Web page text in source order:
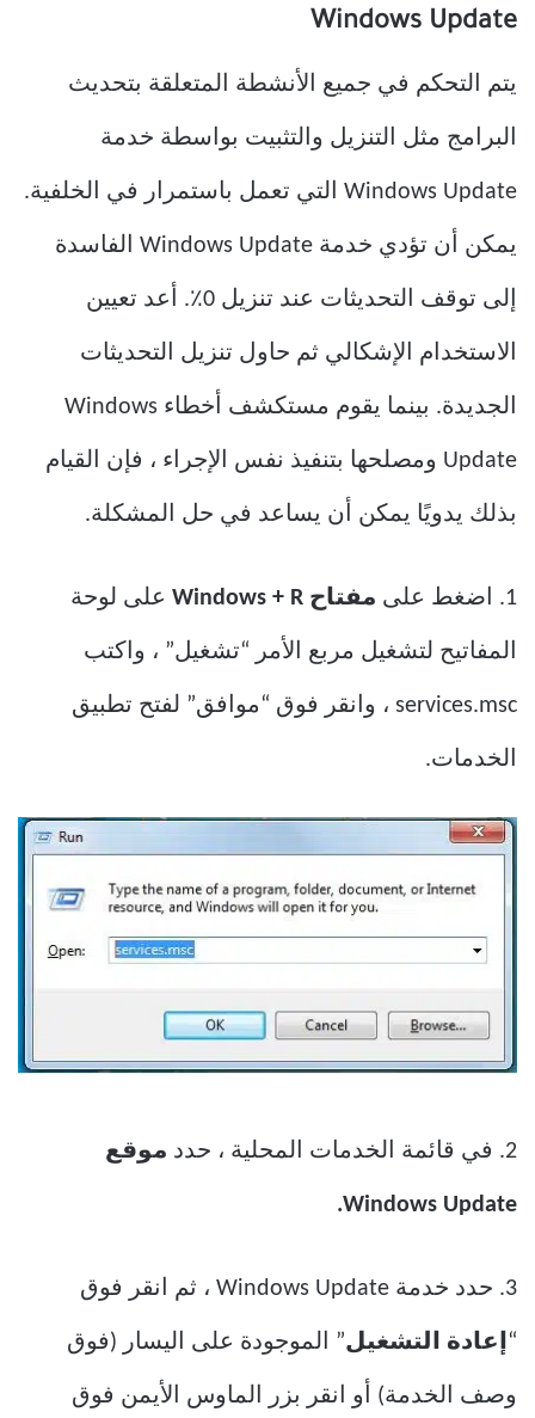
Windows Update
يتم التحكم في جميع الأنشطة المتعلقة بتحديث
البرامج مثل التنزيل والتثبيت بواسطة خدمة
Windows Update التي تعمل باستمرار في الخلفية.
يمكن أن تؤدي خدمة Windows Update الفاسدة
إلى توقف التحديثات عند تنزيل 0٪. أعد تعيين
الاستخدام الإشكالي ثم حاول تنزيل التحديثات
الجديدة. بينما يقوم مستكشف أخطاء Windows
Update ومصلحها بتنفيذ نفس الإجراء ، فإن القيام
بذلك يدويًا يمكن أن يساعد في حل المشكلة.
1. اضغط على مفتاح Windows + R على لوحة
المفاتيح لتشغيل مربع الأمر “تشغيل” ، واكتب
services.msc ، وانقر فوق “موافق” لفتح تطبيق
الخدمات.
2. في قائمة الخدمات المحلية ، حدد موقع
Windows Update.
3. حدد خدمة Windows Update ، ثم انقر فوق
“إعادة التشغيل” الموجودة على اليسار (فوق
وصف الخدمة) أو انقر بزر الماوس الأيمن فوق